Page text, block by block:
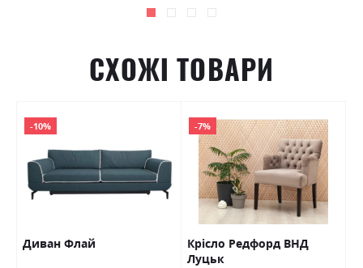
СХОЖІ ТОВАРИ
-10%
Диван Флай
-7%
Крісло Редфорд ВНД
Луцьк